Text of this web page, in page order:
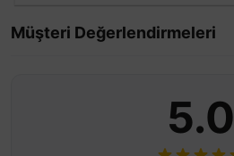
Müşteri Değerlendirmeleri
5.0